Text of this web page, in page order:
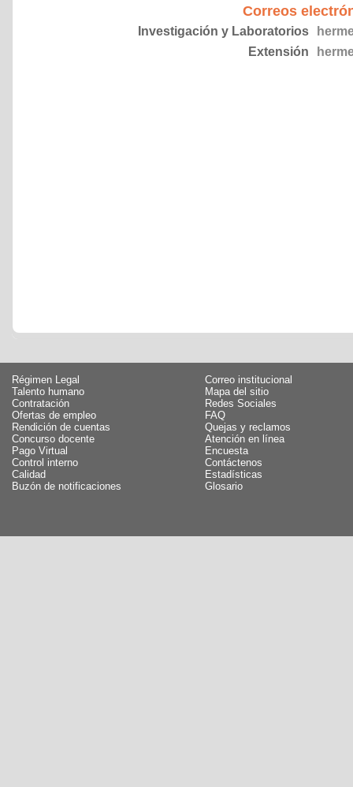
Correos
Investigación y Laboratorios
Extensión
Régimen Legal
Talento humano
Contratación
Ofertas de empleo
Rendición de cuentas
Concurso docente
Pago Virtual
Control interno
Calidad
Buzón de notificaciones
Correo institucional
Mapa del sitio
Redes Sociales
FAQ
Quejas y reclamos
Atención en línea
Encuesta
Contáctenos
Estadísticas
Glosario